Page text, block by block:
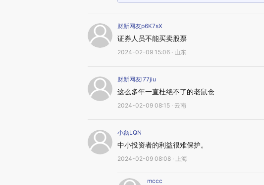
财新网友p6K7sX
证券人员不能买卖股票
2024-02-09 15:06 · 山东
财新网友l77jiu
这么多年一直杜绝不了的老鼠仓
2024-02-09 08:15 · 云南
小磊LQN
中小投资者的利益很难保护。
2024-02-09 08:08 · 上海
mccc